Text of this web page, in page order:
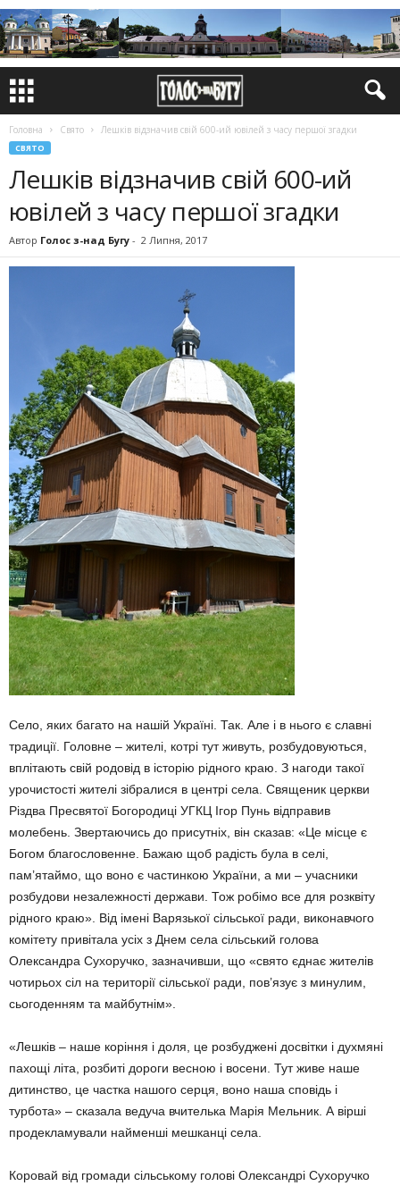
Головна Свято Лешків відзначив свій 600-ий ювілей з часу першої згадки
СВЯТО
Лешків відзначив свій 600-ий
ювілей з часу першої згадки
Автор Голос з-над Бугу - 2 Липня, 2017
Село, яких багато на нашій Україні. Так. Але і в нього є славні
традиції. Головне – жителі, котрі тут живуть, розбудовуються,
вплітають свій родовід в історію рідного краю. З нагоди такої
урочистості жителі зібралися в центрі села. Священик церкви
Різдва Пресвятої Богородиці УГКЦ Ігор Пунь відправив
молебень. Звертаючись до присутніх, він сказав: «Це місце є
Богом благословенне. Бажаю щоб радість була в селі,
пам’ятаймо, що воно є частинкою України, а ми – учасники
розбудови незалежності держави. Тож робімо все для розквіту
рідного краю». Від імені Варязької сільської ради, виконавчого
комітету привітала усіх з Днем села сільський голова
Олександра Сухоручко, зазначивши, що «свято єднає жителів
чотирьох сіл на території сільської ради, пов’язує з минулим,
сьогоденням та майбутнім».
«Лешків – наше коріння і доля, це розбуджені досвітки і духмяні
пахощі літа, розбиті дороги весною і восени. Тут живе наше
дитинство, це частка нашого серця, воно наша сповідь і
турбота» – сказала ведуча вчителька Марія Мельник. А вірші
продекламували найменші мешканці села.
Коровай від громади сільському голові Олександрі Сухоручко